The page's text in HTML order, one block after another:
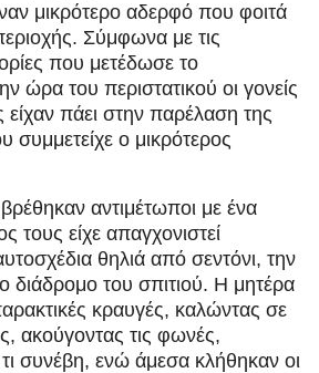
μικρότερο αδερφό που φοιτά
Σύμφωνα με τις
που μετέδωσε το
ώρα του περιστατικού οι γονείς
πάει στην παρέλαση της
ο μικρότερος
αντιμέτωποι με ένα
τους είχε απαγχονιστεί
θηλιά από σεντόνι, την
διάδρομο του σπιτιού. Η μητέρα
κραυγές, καλώντας σε
ακούγοντας τις φωνές,
συνέβη, ενώ άμεσα κλήθηκαν οι